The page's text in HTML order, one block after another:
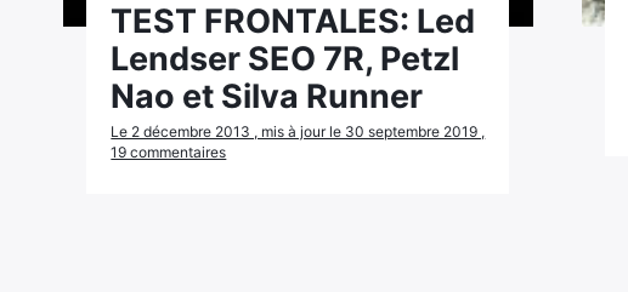
TEST FRONTALES: Led
Lendser SEO 7R, Petzl
Nao et Silva Runner
Le 2 décembre 2013 , mis à jour le 30 septembre 2019 ,
19 commentaires